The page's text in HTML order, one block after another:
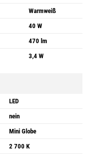
Warmweiß
40 W
470 lm
3,4 W
LED
nein
Mini Globe
2 700 K